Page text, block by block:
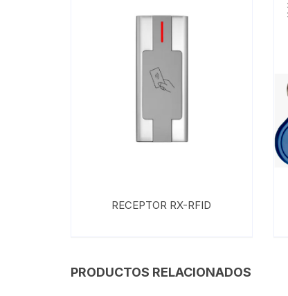
RECEPTOR RX-RFID
PRODUCTOS RELACIONADOS